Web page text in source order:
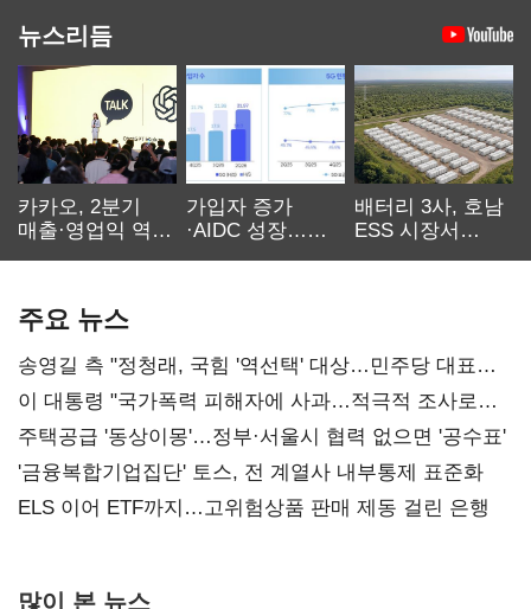
뉴스리듬
카카오, 2분기
매출·영업익 역대
가입자 증가
·AIDC 성장…
배터리 3사, 호남
ESS 시장서
주요 뉴스
송영길 측 "정청래, 국힘 '역선택' 대상…민주당 대표로
총선 지휘 못해"
이 대통령 "국가폭력 피해자에 사과…적극적 조사로
진실 밝혀야"
주택공급 '동상이몽'…정부·서울시 협력 없으면 '공수표'
'금융복합기업집단' 토스, 전 계열사 내부통제 표준화
ELS 이어 ETF까지…고위험상품 판매 제동 걸린 은행
많이 본 뉴스